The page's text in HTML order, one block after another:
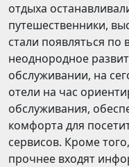
отдыха
путешественники,
стали появляться по
неоднородное
обслуживании, на
отели на час
обслуживания,
комфорта для
сервисов. Кроме
прочнее входят